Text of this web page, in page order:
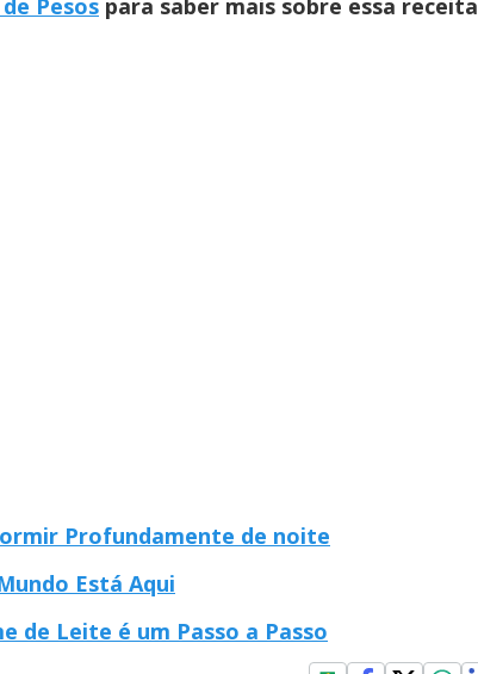
Profundamente de noite
Está Aqui
de Leite é um Passo a Passo